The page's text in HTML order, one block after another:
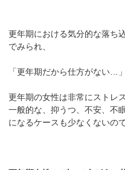
更年期における気分的な落ち
でみられ、
「更年期だから仕方がない…
更年期の女性は非常にストレ
一般的な、抑うつ、不安、不
になるケースも少なくないので